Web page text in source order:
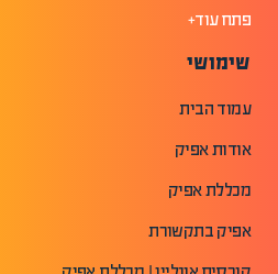
פתח עוד+
שימושי
עמוד הבית
אודות אפיק
מכללת אפיק
אפיק בתקשורת